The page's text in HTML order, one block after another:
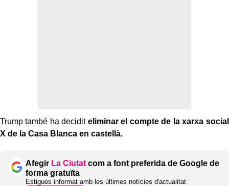
Trump també ha decidit eliminar el compte de la xarxa social
X de la Casa Blanca en castellà.
Afegir La Ciutat com a font preferida de Google de
forma gratuïta
Estigues informat amb les últimes notícies d'actualitat